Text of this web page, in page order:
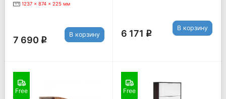
1237 x 874 x 225 мм
7 690 q
В корзину 6 171 q
В корзину
Free Free